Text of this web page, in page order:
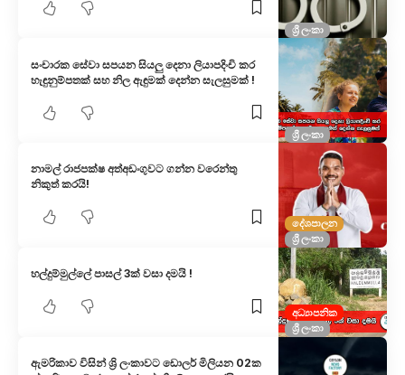
ශ්‍රී ලංකා
ශ්‍රී ලංකා
සංචාරක සේවා සපයන සියලු දෙනා ලියාපදිංචි කර
හැඳුනුම්පතක් සහ නිල ඇඳුමක් දෙන්න සැලසුමක් !
දේශපාලන
ශ්‍රී ලංකා
නාමල් රාජපක්ෂ අත්අඩංගුවට ගන්න වරෙන්තු
නිකුත් කරයි!
අධ්‍යාපනික
ශ්‍රී ලංකා
හල්දුම්මුල්ලේ පාසල් 3ක් වසා දමයි !
ඇමරිකාව විසින් ශ්‍රි ලංකාවට ඩොලර් මිලියන 02ක